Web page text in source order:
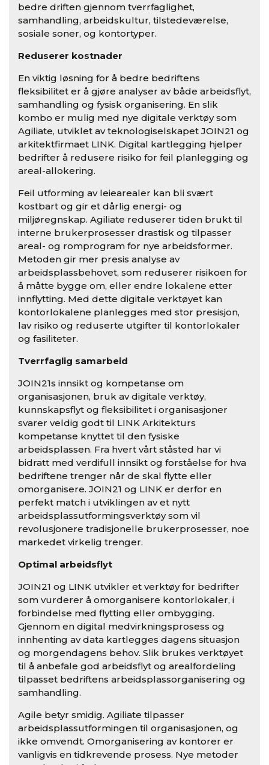
bedre driften gjennom tverrfaglighet,
samhandling, arbeidskultur, tilstedeværelse,
sosiale soner, og kontortyper.
Reduserer kostnader
En viktig løsning for å bedre bedriftens
fleksibilitet er å gjøre analyser av både arbeidsflyt,
samhandling og fysisk organisering. En slik
kombo er mulig med nye digitale verktøy som
Agiliate, utviklet av teknologiselskapet JOIN21 og
arkitektfirmaet LINK. Digital kartlegging hjelper
bedrifter å redusere risiko for feil planlegging og
areal-allokering.
Feil utforming av leiearealer kan bli svært
kostbart og gir et dårlig energi- og
miljøregnskap. Agiliate reduserer tiden brukt til
interne brukerprosesser drastisk og tilpasser
areal- og romprogram for nye arbeidsformer.
Metoden gir mer presis analyse av
arbeidsplassbehovet, som reduserer risikoen for
å måtte bygge om, eller endre lokalene etter
innflytting. Med dette digitale verktøyet kan
kontorlokalene planlegges med stor presisjon,
lav risiko og reduserte utgifter til kontorlokaler
og fasiliteter.
Tverrfaglig samarbeid
JOIN21s innsikt og kompetanse om
organisasjonen, bruk av digitale verktøy,
kunnskapsflyt og fleksibilitet i organisasjoner
svarer veldig godt til LINK Arkitekturs
kompetanse knyttet til den fysiske
arbeidsplassen. Fra hvert vårt ståsted har vi
bidratt med verdifull innsikt og forståelse for hva
bedriftene trenger når de skal flytte eller
omorganisere. JOIN21 og LINK er derfor en
perfekt match i utviklingen av et nytt
arbeidsplassutformingsverktøy som vil
revolusjonere tradisjonelle brukerprosesser, noe
markedet virkelig trenger.
Optimal arbeidsflyt
JOIN21 og LINK utvikler et verktøy for bedrifter
som vurderer å omorganisere kontorlokaler, i
forbindelse med flytting eller ombygging.
Gjennom en digital medvirkningsprosess og
innhenting av data kartlegges dagens situasjon
og morgendagens behov. Slik brukes verktøyet
til å anbefale god arbeidsflyt og arealfordeling
tilpasset bedriftens arbeidsplassorganisering og
samhandling.
Agile betyr smidig. Agiliate tilpasser
arbeidsplassutformingen til organisasjonen, og
ikke omvendt. Omorganisering av kontorer er
vanligvis en tidkrevende prosess. Nye metoder